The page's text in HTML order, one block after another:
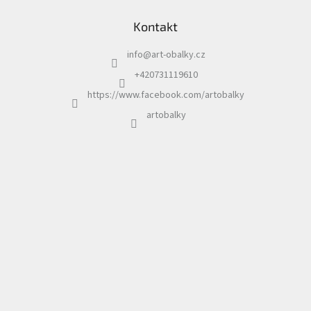
Kontakt
info@art-obalky.cz
+420731119610
https://www.facebook.com/artobalky
artobalky